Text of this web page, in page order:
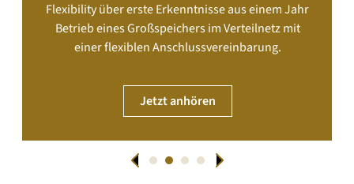
Flexibility über erste Erkenntnisse aus einem Jahr
Betrieb eines Großspeichers im Verteilnetz mit
einer flexiblen Anschlussvereinbarung.
Jetzt anhören